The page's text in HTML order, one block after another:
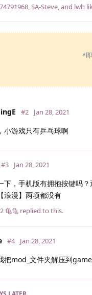
,SA-Steve, and lwh
*
#2 Jan 28, 2021
小游戏只有乒乓球啊
#3 Jan 28, 2021
下，手机版有拥抱按键吗
浪漫】两项都没有
龟龟 replied to this.
#4 Jan 28, 2021
把mod_文件夹解压到